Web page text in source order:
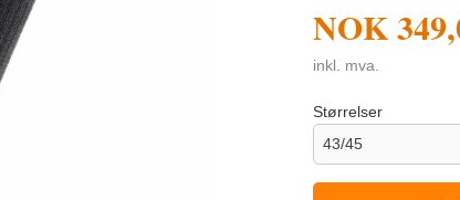
NOK
inkl. mva.
Størrelser